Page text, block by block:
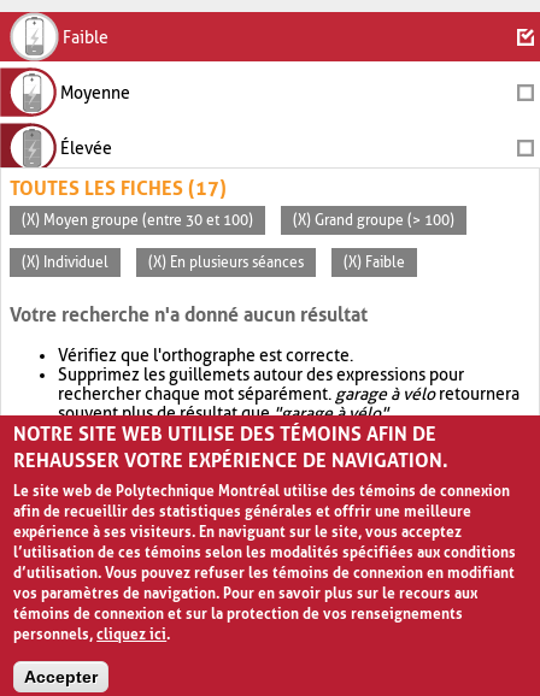
Faible
Moyenne
Élevée
TOUTES LES FICHES (17)
(X) Moyen groupe (entre 30 et 100) (X) Grand groupe (> 100)
(X) Individuel (X) En plusieurs séances (X) Faible
Votre recherche n'a donné aucun résultat
Vérifiez que l'orthographe est correcte.
Supprimez les guillemets autour des expressions pour
rechercher chaque mot séparément. garage à véloretournera
souvent plus de résultat que"garage à vélo".
Envisagez d'élargir votre recherche avec OR.garage OR vélo
retournera souvent plus de résultat quegarage à vélo
NOTRE SITE WEB UTILISE DES TÉMOINS AFIN DE
REHAUSSER VOTRE EXPÉRIENCE DE NAVIGATION.
Le site web de Polytechnique Montréal utilise des témoins de connexion
afin de recueillir des statistiques générales et offrir une meilleure
expérience à ses visiteurs. En naviguant sur le site, vous acceptez
l’utilisation de ces témoins selon les modalités spécifiées aux conditions
d’utilisation. Vous pouvez refuser les témoins de connexion en modifiant
vos paramètres de navigation. Pour en savoir plus sur le recours aux
témoins de connexion et sur la protection de vos renseignements
personnels,cliquez ici.
Accepter